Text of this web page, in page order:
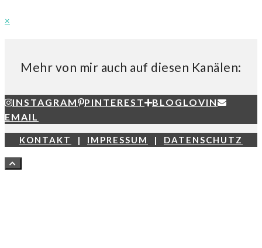
×
Mehr von mir auch auf diesen Kanälen:
INSTAGRAM PINTEREST
BLOGLOVIN
EMAIL
KONTAKT | IMPRESSUM | DATENSCHUTZ